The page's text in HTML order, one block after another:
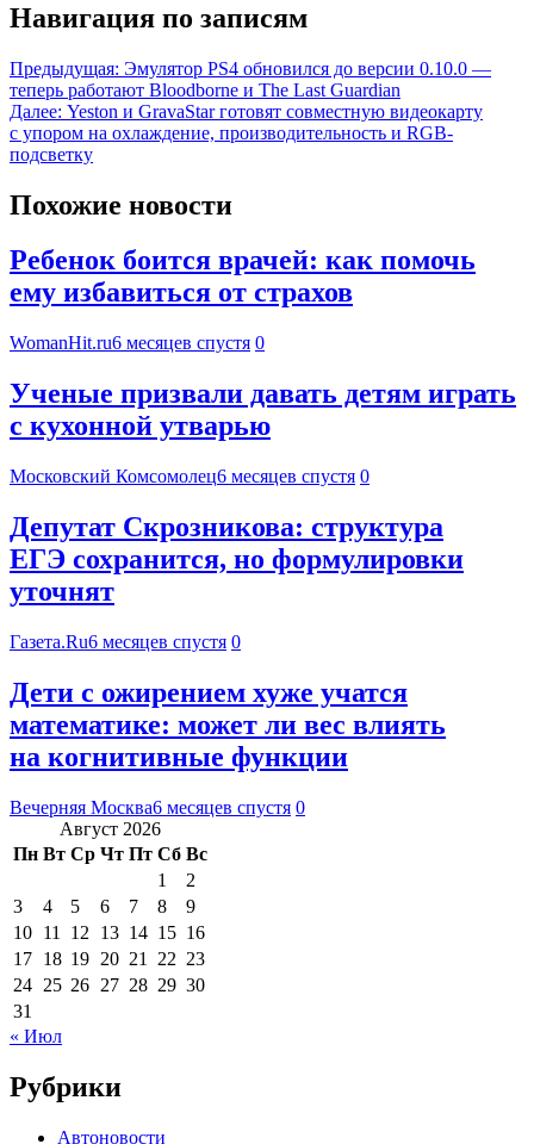
Навигация по записям
Предыдущая: Эмулятор PS4 обновился до версии 0.10.0 —
теперь работают Bloodborne и The Last Guardian
Далее: Yeston и GravaStar готовят совместную видеокарту
с упором на охлаждение, производительность и RGB-
подсветку
Похожие новости
Ребенок боится врачей: как помочь
ему избавиться от страхов
WomanHit.ru6 месяцев спустя 0
Ученые призвали давать детям играть
с кухонной утварью
Московский Комсомолец6 месяцев спустя 0
Депутат Скрозникова: структура
ЕГЭ сохранится, но формулировки
уточнят
Газета.Ru6 месяцев спустя 0
Дети с ожирением хуже учатся
математике: может ли вес влиять
на когнитивные функции
Вечерняя Москва6 месяцев спустя 0
Август 2026
Пн Вт Ср Чт Пт Сб Вс
1
2
3
4 5 6 7 8
9
10 11 12 13 14 15 16
17 18 19 20 21 22 23
24 25 26 27 28 29 30
31
« Июл
Рубрики
Автоновости